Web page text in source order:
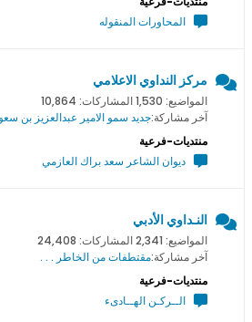
المحاورات المنقوله
مركز النداوي الاعلامي
المواضيع: 1,530 المشاركات: 10,864
آخر مشاركة:جديد سمو اﻻمير عبدالعزيز بن
منتديات-فرعية
ديوان الشاعر سعد براك العازمي
النـداوي الأدبي
المواضيع: 2,341 المشاركات: 24,408
آخر مشاركة:مقتطفات من الخاطر . . .
منتديات-فرعية
الــركـن الهــادىء